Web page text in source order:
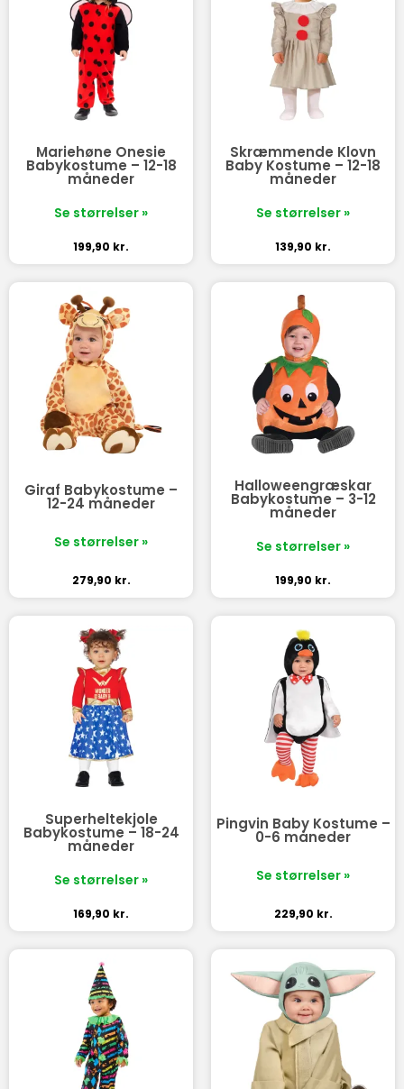
Mariehøne Onesie
Babykostume – 12-18
måneder
Se størrelser »
199,90 kr.
Skræmmende Klovn
Baby Kostume – 12-18
måneder
Se størrelser »
139,90 kr.
Giraf Babykostume –
12-24 måneder
Se størrelser »
279,90 kr.
Halloweengræskar
Babykostume – 3-12
måneder
Se størrelser »
199,90 kr.
Superheltekjole
Babykostume – 18-24
måneder
Se størrelser »
169,90 kr.
Pingvin Baby Kostume –
0-6 måneder
Se størrelser »
229,90 kr.